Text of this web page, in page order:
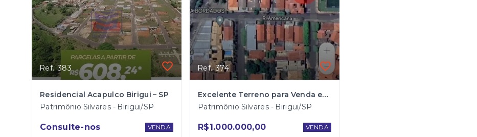
Ref.: 383
Residencial Acapulco Birigui – SP
Patrimônio Silvares - Birigüi/SP
Consulte-nos VENDA
Ref.: 374
Excelente Terreno para Venda em Birigui na Avenida João Cernack
Patrimônio Silvares - Birigüi/SP
R$1.000.000,00 VENDA